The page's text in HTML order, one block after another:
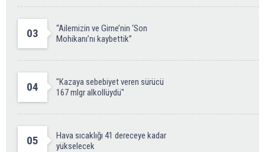
03
“Ailemizin ve Girne’nin ‘Son
Mohikanı’nı kaybettik”
04
"Kazaya sebebiyet veren sürücü
167 mlgr alkollüydü"
05
Hava sıcaklığı 41 dereceye kadar
yükselecek